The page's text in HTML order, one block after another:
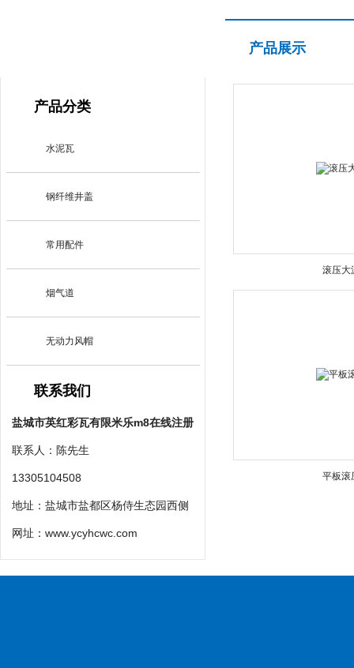
产品分类
水泥瓦
钢纤维井盖
常用配件
烟气道
无动力风帽
联系我们
盐城市英红彩瓦有限米乐m8在线注册
联系人：陈先生
13305104508
地址：盐城市盐都区杨侍生态园西侧
网址： www.ycyhcwc.com
产品展示
滚压大
平板滚